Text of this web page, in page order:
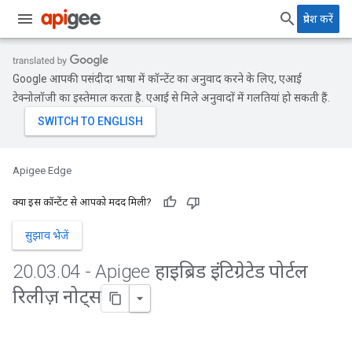
प्रवेश करें
Google आपकी पसंदीदा भाषा में कॉन्टेंट का अनुवाद करने के लिए, एआई
टेक्नोलॉजी का इस्तेमाल करता है. एआई से मिले अनुवादों में गलतियां हो सकती हैं.
Apigee Edge
क्या इस कॉन्टेंट से आपको मदद मिली?
सुझाव भेजें
20.03.04 - Apigee हाइब्रिड इंटिग्रेटेड पोर्टल
रिलीज़ नोट्स